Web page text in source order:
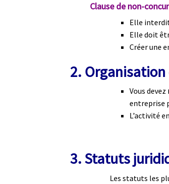
Clause de non-
Elle
Elle doit
Créer une
2.
Vous devez
entreprise
L’activité
3. Statuts
Les statuts les